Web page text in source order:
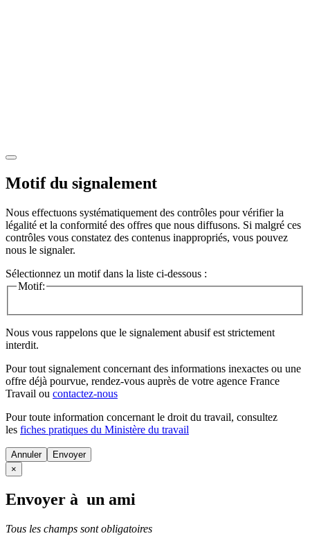
Motif du signalement
Nous effectuons systématiquement des contrôles pour vérifier la
légalité et la conformité des offres que nous diffusons. Si malgré ces
contrôles vous constatez des contenus inappropriés, vous pouvez
nous le signaler.
Sélectionnez un motif dans la liste ci-dessous :
Motif:
Nous vous rappelons que le signalement abusif est strictement
interdit.
Pour tout signalement concernant des informations inexactes ou une
offre déjà pourvue, rendez-vous auprès de votre agence France
Travail ou contactez-nous
Pour toute information concernant le droit du travail, consultez
les fiches pratiques du Ministère du travail
Annuler
×
Envoyer à un ami
Tous les champs sont obligatoires